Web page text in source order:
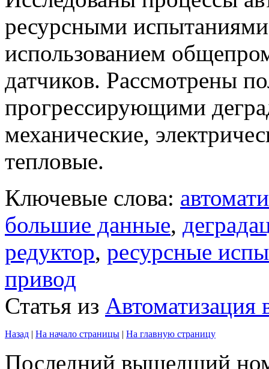
ресурсными
использованием
датчиков. Рассмотрены
прогрессирующими
механические,
тепловые.
Ключевые слова:
большие данные,
редуктор, ресурсные
привод
Статья из
Назад | На начало страницы | На главную страницу
Последний вышедший